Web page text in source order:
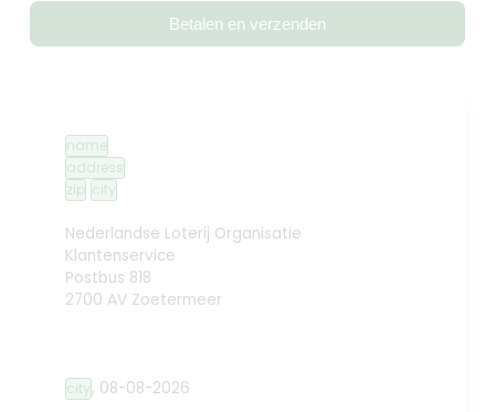
Betalen en verzenden
name
address
zip city
Nederlandse Loterij Organisatie
Klantenservice
Postbus 818
2700 AV Zoetermeer
city, 08-08-2026